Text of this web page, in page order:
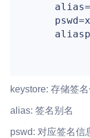
keystore: 存储签
alias: 签名别名
pswd: 对应签名信